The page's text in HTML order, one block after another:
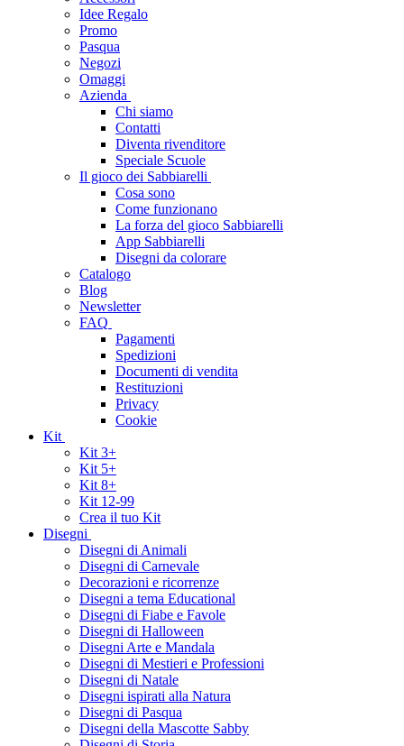
Idee Regalo
Promo
Pasqua
Negozi
Omaggi
Azienda
Chi siamo
Contatti
Diventa rivenditore
Speciale Scuole
Il gioco dei Sabbiarelli
Cosa sono
Come funzionano
La forza del gioco Sabbiarelli
App Sabbiarelli
Disegni da colorare
Catalogo
Blog
Newsletter
FAQ
Pagamenti
Spedizioni
Documenti di vendita
Restituzioni
Privacy
Cookie
Kit
Kit 3+
Kit 5+
Kit 8+
Kit 12-99
Crea il tuo Kit
Disegni
Disegni di Animali
Disegni di Carnevale
Decorazioni e ricorrenze
Disegni a tema Educational
Disegni di Fiabe e Favole
Disegni di Halloween
Disegni Arte e Mandala
Disegni di Mestieri e Professioni
Disegni di Natale
Disegni ispirati alla Natura
Disegni di Pasqua
Disegni della Mascotte Sabby